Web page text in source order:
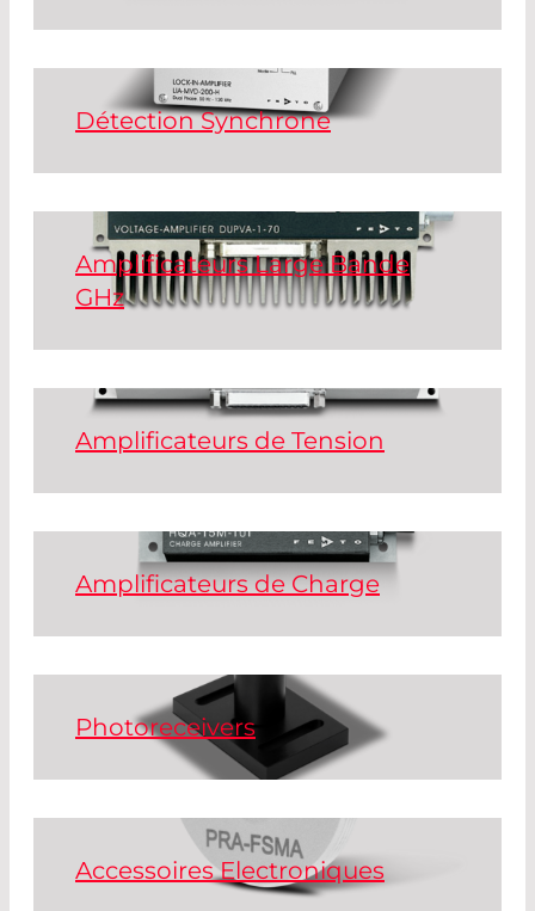
Read More
Détection Synchrone
Read More
Amplificateurs Large Bande
GHz
Read More
Amplificateurs de Tension
Read More
Amplificateurs de Charge
Read More
Photoreceivers
Read More
Accessoires Electroniques